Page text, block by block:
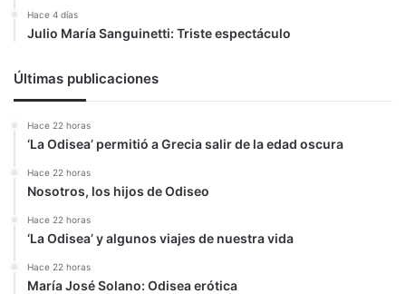
Hace 4 días
Julio María Sanguinetti: Triste espectáculo
Últimas publicaciones
Hace 22 horas
‘La Odisea’ permitió a Grecia salir de la edad oscura
Hace 22 horas
Nosotros, los hijos de Odiseo
Hace 22 horas
‘La Odisea’ y algunos viajes de nuestra vida
Hace 22 horas
María José Solano: Odisea erótica